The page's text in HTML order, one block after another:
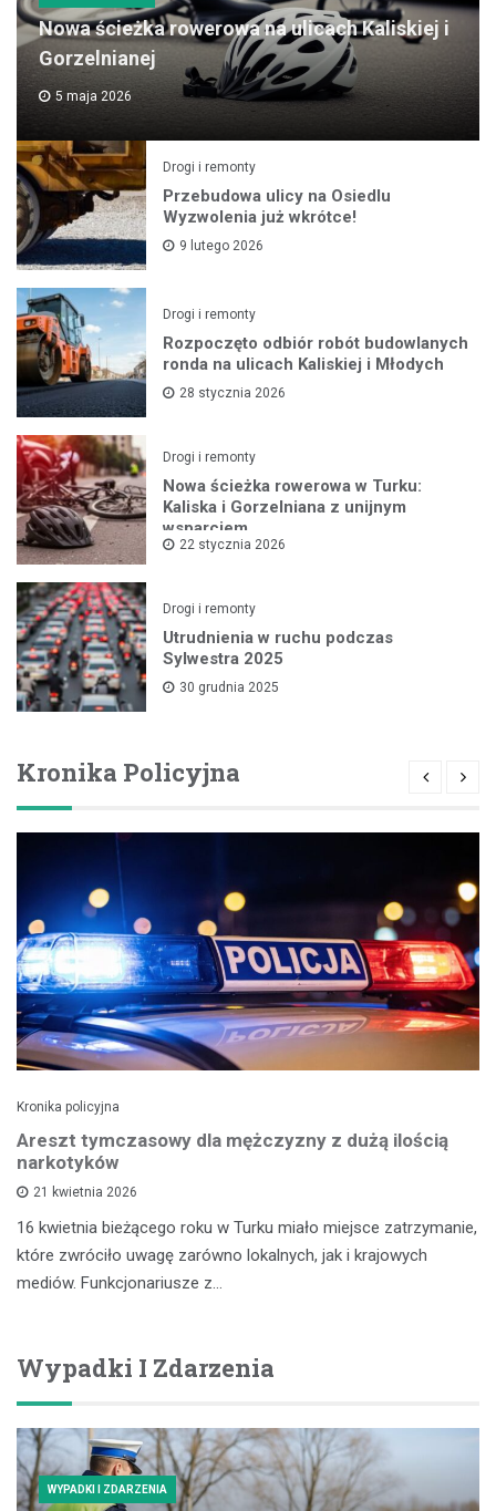
Nowa ścieżka rowerowa na ulicach Kaliskiej i
Gorzelnianej
5 maja 2026
Drogi i remonty
Przebudowa ulicy na Osiedlu
Wyzwolenia już wkrótce!
9 lutego 2026
Drogi i remonty
Rozpoczęto odbiór robót budowlanych
ronda na ulicach Kaliskiej i Młodych
28 stycznia 2026
Drogi i remonty
Nowa ścieżka rowerowa w Turku:
Kaliska i Gorzelniana z unijnym
wsparciem
22 stycznia 2026
Drogi i remonty
Utrudnienia w ruchu podczas
Sylwestra 2025
30 grudnia 2025
Kronika Policyjna
Kronika policyjna
Areszt tymczasowy dla mężczyzny z dużą ilością
narkotyków
21 kwietnia 2026
16 kwietnia bieżącego roku w Turku miało miejsce zatrzymanie,
które zwróciło uwagę zarówno lokalnych, jak i krajowych
mediów. Funkcjonariusze z…
Wypadki I Zdarzenia
WYPADKI I ZDARZENIA